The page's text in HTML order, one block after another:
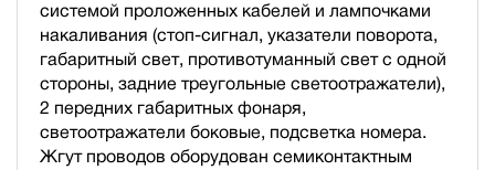
cистемой проложенных кабелей и лампочками
накаливания (стоп-сигнал, указатели поворота,
габаритный свет, противотуманный свет с одной
стороны, задние треугольные светоотражатели),
2 передних габаритных фонаря,
светоотражатели боковые, подсветка номера.
Жгут проводов оборудован семиконтактным